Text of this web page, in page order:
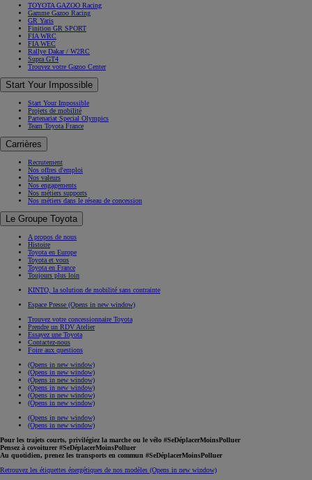
TOYOTA GAZOO Racing
Gamme Gazoo Racing
GR Yaris
Finition GR SPORT
FIA WRC
FIA WEC
Rallye Dakar / W2RC
Supra GT4
Trouvez votre Gazoo Center
Start Your Impossible
Start Your Impossible
Projets de mobilité
Partenariat Special Olympics
Team Toyota France
Carrières
Recrutement
Nos offres d'emploi
Nos valeurs
Nos engagements
Nos métiers supports
Nos métiers dans le réseau de concession
Le Groupe Toyota
A propos de nous
Histoire
Toyota en Europe
Toyota et vous
Toyota en France
Toujours plus loin
KINTO, la solution de mobilité sans contrainte
Espace Presse (Opens in new window)
Trouvez votre concessionnaire Toyota
Prendre un RDV Atelier
Essayez une Toyota
Contactez-nous
Foire aux questions
(Opens in new window)
(Opens in new window)
(Opens in new window)
(Opens in new window)
(Opens in new window)
(Opens in new window)
(Opens in new window)
(Opens in new window)
Pour les trajets courts, privilégiez la marche ou le vélo #SeDéplacerMoinsPolluer
Pensez à covoiturer #SeDéplacerMoinsPolluer
Au quotidien, prenez les transports en commun #SeDéplacerMoinsPolluer
Retrouvez les étiquettes énergétiques de nos modèles (Opens in new window)